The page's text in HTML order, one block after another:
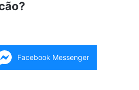
Facebook Messenger